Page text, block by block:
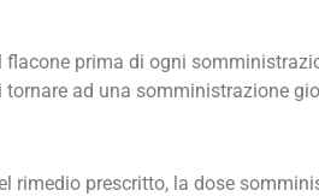
prima di ogni
ad una somministrazione
rimedio prescritto, la dose